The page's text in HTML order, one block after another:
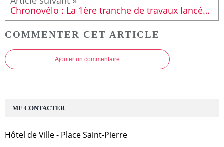
Chronovélo : La 1ère tranche de travaux lancée en 2026.
COMMENTER CET ARTICLE
Ajouter un commentaire
ME CONTACTER
Hôtel de Ville - Place Saint-Pierre